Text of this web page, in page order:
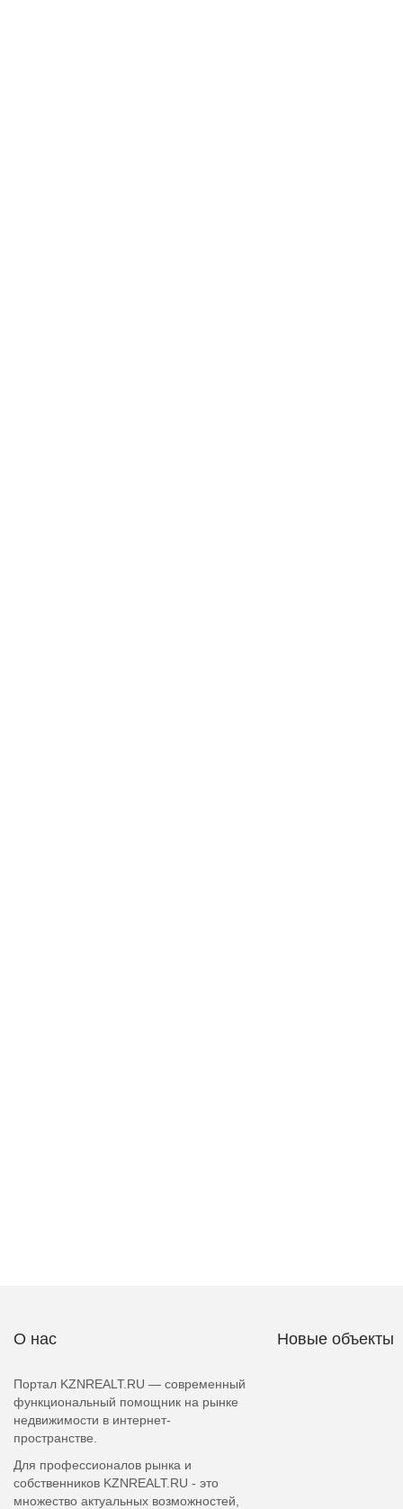
О нас
Портал KZNREALT.RU — современный
функциональный помощник на рынке
недвижимости в интернет-
пространстве.
Для профессионалов рынка и
собственников KZNREALT.RU - это
множество актуальных возможностей,
Новые объекты